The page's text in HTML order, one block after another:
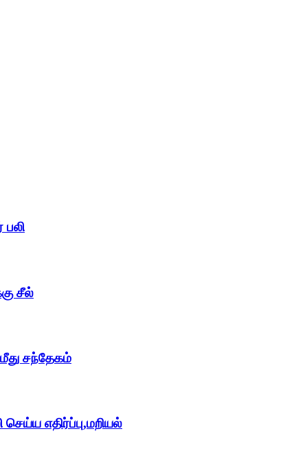
சீல்
சந்தேகம்
எதிர்ப்பு,மறியல்